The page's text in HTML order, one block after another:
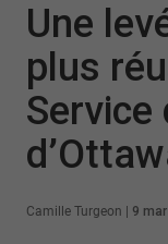
Une
plus
Service
Camille Turgeon 9